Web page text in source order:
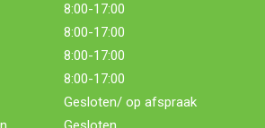
8:00-17:00
8:00-17:00
8:00-17:00
8:00-17:00
Gesloten/ op afspraak